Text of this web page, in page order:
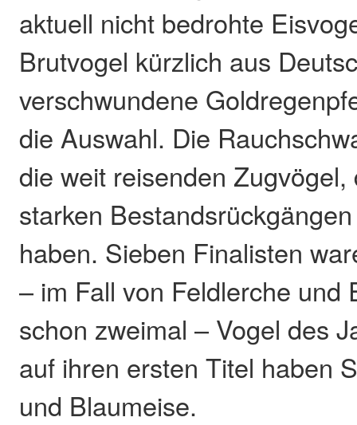
aktuell nicht bedrohte
Brutvogel kürzlich aus
verschwundene
die Auswahl. Die
die weit reisenden
starken
haben. Sieben Finalisten
– im Fall von Feldlerche und
schon zweimal – Vogel des
auf ihren ersten Titel haben
und Blaumeise.